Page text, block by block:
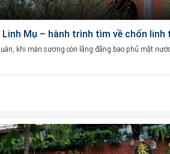
Linh Mụ – hành trình tìm về chốn
khi màn sương còn lãng đãng bao phủ mặt